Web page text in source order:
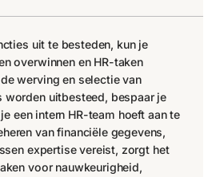
uit te besteden, kun je
overwinnen en HR-taken
werving en selectie van
worden uitbesteed, bespaar je
een intern HR-team hoeft aan te
van financiële gegevens,
expertise vereist, zorgt het
voor nauwkeurigheid,